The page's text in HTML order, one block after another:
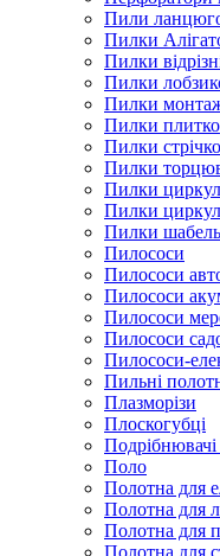
Пили
Пилки
Пилки
Пилки
Пилки
Пилки
Пилки
Пилки
Пилки
Пилки
Пилки
Пилососи
Пилососи
Пилососи
Пилососи
Пилососи
Пилососи-
Пильні
Плазморізи
Плоскогубці
Подрібнювачі
Поло
Полотна для
Полотна для
Полотна для
Полотна для